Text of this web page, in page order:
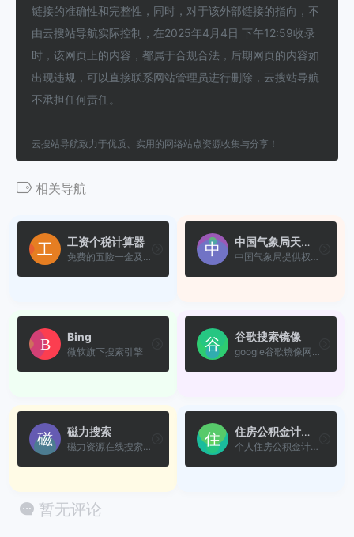
链接的准确性和完整性，同时，对于该外部链接的指向，不
由云搜站导航实际控制，在2025年4月4日 下午12:59收录
时，该网页上的内容，都属于合规合法，后期网页的内容如
出现违规，可以直接联系网站管理员进行删除，云搜站导航
不承担任何责任。
云搜站导航致力于优质、实用的网络站点资源收集与分享！
相关导航
工资个税计算器
免费的五险一金及税后工资个...
中国气象局天气预报
中国气象局提供权威的天气预...
Bing
微软旗下搜索引擎
谷歌搜索镜像
google谷歌镜像网站是一个专...
磁力搜索
磁力资源在线搜索工具
住房公积金计算器
个人住房公积金计算器
暂无评论